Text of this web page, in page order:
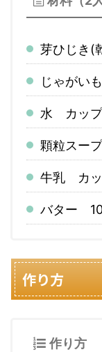
芽ひじき
じゃがい
水 カップ
顆粒スー
牛乳 カッ
バター
作り方
作り方